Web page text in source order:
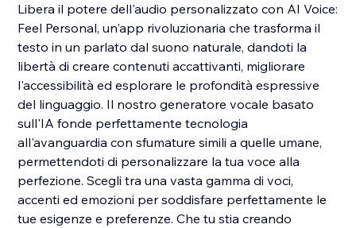
Libera il potere dell'audio personalizzato con AI Voice:
Feel Personal, un'app rivoluzionaria che trasforma il
testo in un parlato dal suono naturale, dandoti la
libertà di creare contenuti accattivanti, migliorare
l'accessibilità ed esplorare le profondità espressive
del linguaggio. Il nostro generatore vocale basato
sull'IA fonde perfettamente tecnologia
all'avanguardia con sfumature simili a quelle umane,
permettendoti di personalizzare la tua voce alla
perfezione. Scegli tra una vasta gamma di voci,
accenti ed emozioni per soddisfare perfettamente le
tue esigenze e preferenze. Che tu stia creando